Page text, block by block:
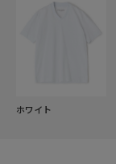
ホワイト